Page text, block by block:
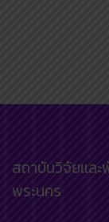
สถาบันวิจัยแล
พระนคร